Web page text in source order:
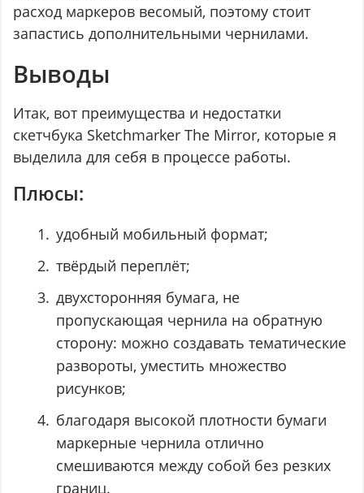
расход маркеров весомый, поэтому стоит
запастись дополнительными чернилами.
Выводы
Итак, вот преимущества и недостатки
скетчбука Sketchmarker The Mirror, которые я
выделила для себя в процессе работы.
Плюсы:
удобный мобильный формат;
твёрдый переплёт;
двухсторонняя бумага, не
пропускающая чернила на обратную
сторону: можно создавать тематические
развороты, уместить множество
рисунков;
благодаря высокой плотности бумаги
маркерные чернила отлично
смешиваются между собой без резких
границ.